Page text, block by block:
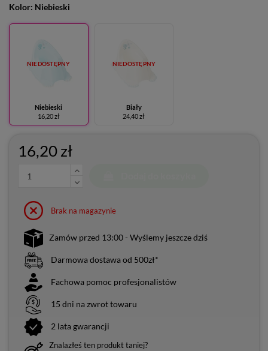
Kolor: Niebieski
NIEDOSTĘPNY
Niebieski
16,20 zł
NIEDOSTĘPNY
Biały
24,40 zł
16,20 zł
Brak na magazynie
Zamów przed 13:00 - Wyślemy jeszcze dziś
Darmowa dostawa od 500zł*
Fachowa pomoc profesjonalistów
15 dni na zwrot towaru
2 lata gwarancji
Znalazłeś ten produkt taniej?